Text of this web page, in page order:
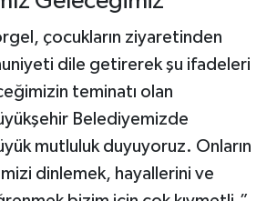
çocukların ziyaretinden
dile getirerek şu ifadeleri
teminatı olan
Belediyemizde
mutluluk duyuyoruz. Onların
dinlemek, hayallerini ve